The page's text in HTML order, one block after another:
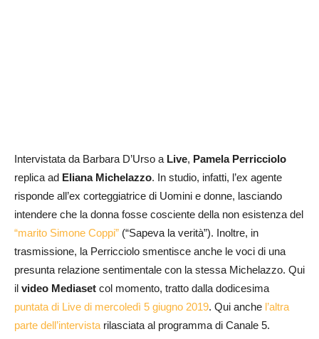
Intervistata da Barbara D’Urso a Live, Pamela Perricciolo
replica ad Eliana Michelazzo. In studio, infatti, l’ex agente
risponde all’ex corteggiatrice di Uomini e donne, lasciando
intendere che la donna fosse cosciente della non esistenza del
“marito Simone Coppi” (“Sapeva la verità”). Inoltre, in
trasmissione, la Perricciolo smentisce anche le voci di una
presunta relazione sentimentale con la stessa Michelazzo. Qui
il video Mediaset col momento, tratto dalla dodicesima
puntata di Live di mercoledì 5 giugno 2019. Qui anche l’altra
parte dell’intervistarilasciata al programma di Canale 5.